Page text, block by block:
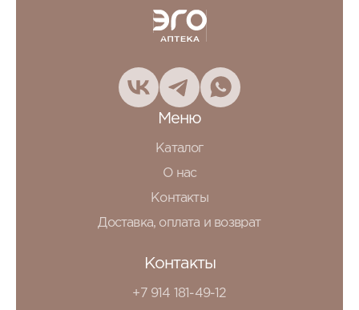
Меню
Каталог
О нас
Контакты
Доставка, оплата и возврат
Контакты
+7 914 181-49-12